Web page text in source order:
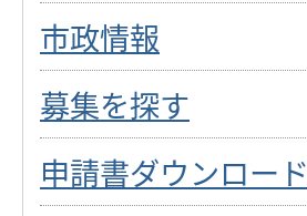
市政情報
募集を探す
申請書ダウンロード